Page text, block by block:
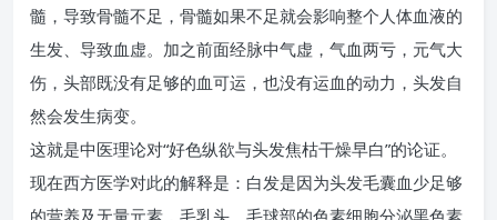
髓，导致骨髓不足，骨髓如果不足就会影响整个人体血液的
生发、导致血虚。加之前面经脉中气虚，气血两亏，元气大
伤，头部既没有足够的血可运，也没有运血的动力，头发自
然会发生病变。
这就是中医理论对“好色纵欲与头发焦枯干燥早白”的论证。
现在西方医学对此的解释是：白发是因为头发毛囊血少足够
的营养及无量元素，毛乳头、毛球部的色素细胞分泌黑色素